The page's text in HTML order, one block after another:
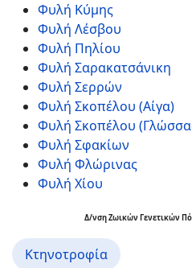
Φυλή Κύμης
Φυλή Λέσβου
Φυλή Πηλίου
Φυλή Σαρακατσάνικη
Φυλή Σερρών
Φυλή Σκοπέλου (Αίγα)
Φυλή Σκοπέλου
Φυλή Σφακίων
Φυλή Φλώρινας
Φυλή Χίου
Δ/νση Ζωικών Γενετικών
Κτηνοτροφία